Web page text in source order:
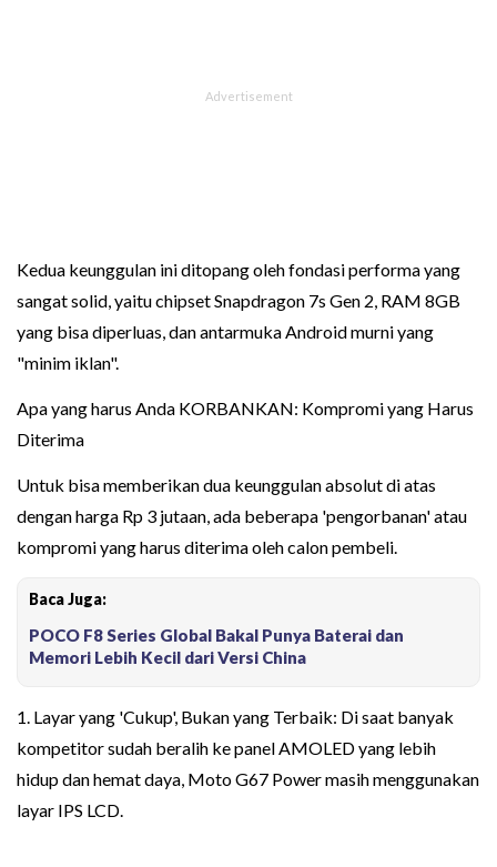
Kedua keunggulan ini ditopang oleh fondasi performa yang
sangat solid, yaitu chipset Snapdragon 7s Gen 2, RAM 8GB
yang bisa diperluas, dan antarmuka Android murni yang
"minim iklan".
Apa yang harus Anda KORBANKAN: Kompromi yang Harus
Diterima
Untuk bisa memberikan dua keunggulan absolut di atas
dengan harga Rp 3 jutaan, ada beberapa 'pengorbanan' atau
kompromi yang harus diterima oleh calon pembeli.
Baca Juga:
POCO F8 Series Global Bakal Punya Baterai dan
Memori Lebih Kecil dari Versi China
1. Layar yang 'Cukup', Bukan yang Terbaik: Di saat banyak
kompetitor sudah beralih ke panel AMOLED yang lebih
hidup dan hemat daya, Moto G67 Power masih menggunakan
layar IPS LCD.